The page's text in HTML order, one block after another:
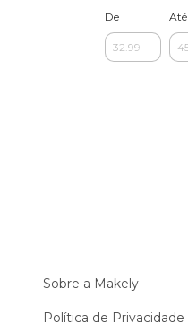
De Até
Sobre a Makely
Política de Privacidade